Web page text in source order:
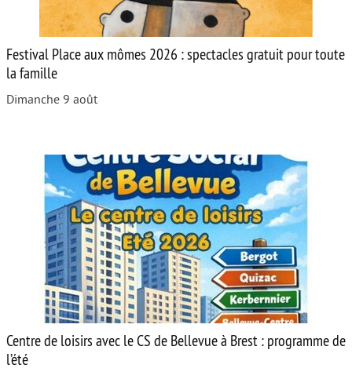
Festival Place aux mômes 2026 : spectacles gratuit pour toute
la famille
Dimanche 9 août
Centre de loisirs avec le CS de Bellevue à Brest : programme de
l’été